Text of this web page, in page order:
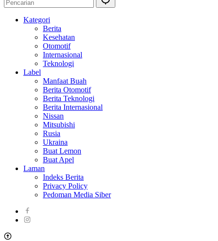
Kategori
Berita
Kesehatan
Otomotif
Internasional
Teknologi
Label
Manfaat Buah
Berita Otomotif
Berita Teknologi
Berita Internasional
Nissan
Mitsubishi
Rusia
Ukraina
Buat Lemon
Buat Apel
Laman
Indeks Berita
Privacy Policy
Pedoman Media Siber